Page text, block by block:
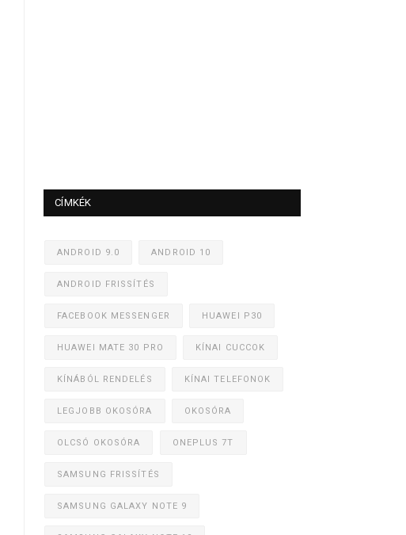
CÍMKÉK
ANDROID 9.0 ANDROID 10
ANDROID FRISSÍTÉS
FACEBOOK MESSENGER HUAWEI P30
HUAWEI MATE 30 PRO KÍNAI CUCCOK
KÍNÁBÓL RENDELÉS KÍNAI TELEFONOK
LEGJOBB OKOSÓRA OKOSÓRA
OLCSÓ OKOSÓRA ONEPLUS 7T
SAMSUNG FRISSÍTÉS
SAMSUNG GALAXY NOTE 9